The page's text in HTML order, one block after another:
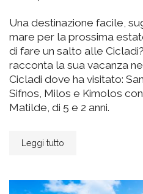
Una destinazione facile,
mare per la prossima
di fare un salto alle
racconta la sua vacanza
Cicladi dove ha visitato:
Sifnos, Milos e Kimolos
Matilde, di 5 e 2 anni.
Leggi tutto